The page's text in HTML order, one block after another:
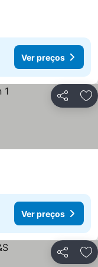
Ver preços
Partilhar
Ver preços
Partilhar